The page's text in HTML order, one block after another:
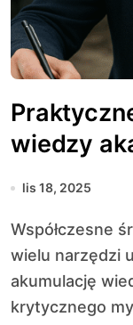
wiedzy
lis 18, 2025
Współczesne środowisko edukacyjne dostarcza
wielu narzędzi
akumulację
krytycznego